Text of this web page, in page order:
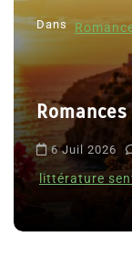
Dans
6 Juil 2026
littérature